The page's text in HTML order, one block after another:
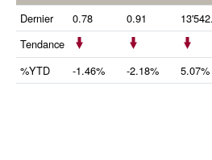
Dernier 0.78 0.91
Tendance
%YTD
-1.46% -2.18% 5.07%